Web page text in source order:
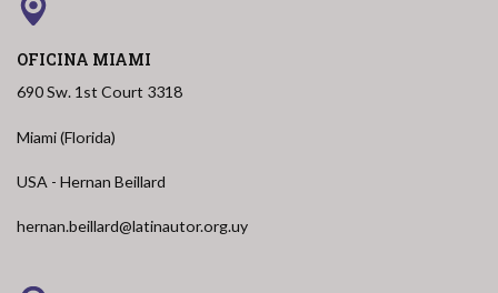
OFICINA MIAMI
690 Sw. 1st Court 3318
Miami (Florida)
USA - Hernan Beillard
hernan.beillard@latinautor.org.uy